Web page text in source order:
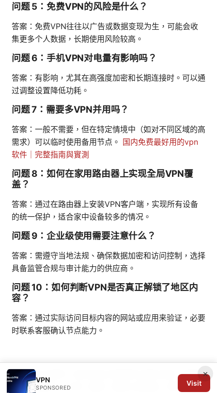
问题 5：免费VPN的风险是什么？
答案：免费VPN往往以广告或数据变现为生，可能会收
集更多个人数据，长期使用风险较高。
问题 6：手机VPN对电量有影响吗？
答案：有影响，尤其在高强度加密和长期连接时。可以通
过调整设置降低功耗。
问题 7：需要多VPN并用吗？
答案：一般不需要，但在特定情境中（如对不同区域的高
需求）可以临时使用备用节点。 国内免费最好用的vpn
软件｜完整指南與實測
问题 8：如何在家用路由器上实现全局VPN覆
盖？
答案：通过在路由器上安装VPN客户端，实现所有设备
的统一保护，适合家中设备较多的情况。
问题 9：企业级使用需要注意什么？
答案：需遵守当地法规、确保数据加密和访问控制，选择
具备监管合规与审计能力的供应商。
问题 10：如何判断VPN是否真正解锁了地区内
容？
答案：通过实际访问目标内容的网站或应用来验证，必要
时联系客服确认节点能力。
请以此文为参考，结合你自己的需求与地区法规，选择合
适的手机梯子（VPN）服务，确保上网自由、安全与稳
×
VPN
SPONSORED
Visit